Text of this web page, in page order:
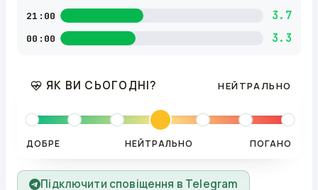
21:00 3.7
00:00 3.3
ЯК ВИ СЬОГОДНІ? НЕЙТРАЛЬНО
ДОБРЕ НЕЙТРАЛЬНО ПОГАНО
Підключити сповіщення в Telegram